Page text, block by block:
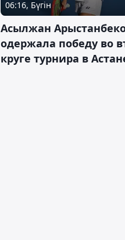
06:16, Бүгін
Асылжан
одержала победу во
круге турнира в